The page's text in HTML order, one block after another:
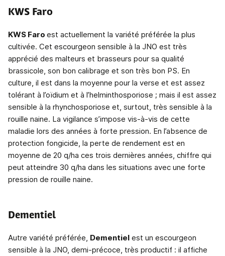
KWS Faro
KWS Faro est actuellement la variété préférée la plus
cultivée. Cet escourgeon sensible à la JNO est très
apprécié des malteurs et brasseurs pour sa qualité
brassicole, son bon calibrage et son très bon PS. En
culture, il est dans la moyenne pour la verse et est assez
tolérant à l’oïdium et à l’helminthosporiose ; mais il est assez
sensible à la rhynchosporiose et, surtout, très sensible à la
rouille naine. La vigilance s’impose vis-à-vis de cette
maladie lors des années à forte pression. En l’absence de
protection fongicide, la perte de rendement est en
moyenne de 20 q/ha ces trois dernières années, chiffre qui
peut atteindre 30 q/ha dans les situations avec une forte
pression de rouille naine.
Dementiel
Autre variété préférée, Dementiel est un escourgeon
sensible à la JNO, demi-précoce, très productif : il affiche